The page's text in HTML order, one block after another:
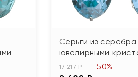
Серьги из серебра
ювелирными
17 217 ₽ -50%